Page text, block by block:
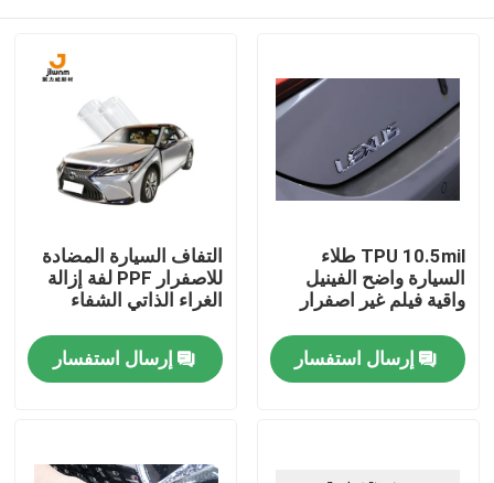
منزل
TPU 10.5mil طلاء
السيارة واضح الفينيل
واقية فيلم غير اصفرار
إرسال استفسار
التفاف السيارة المضادة
للاصفرار PPF لفة إزالة
الغراء الذاتي الشفاء
إرسال استفسار